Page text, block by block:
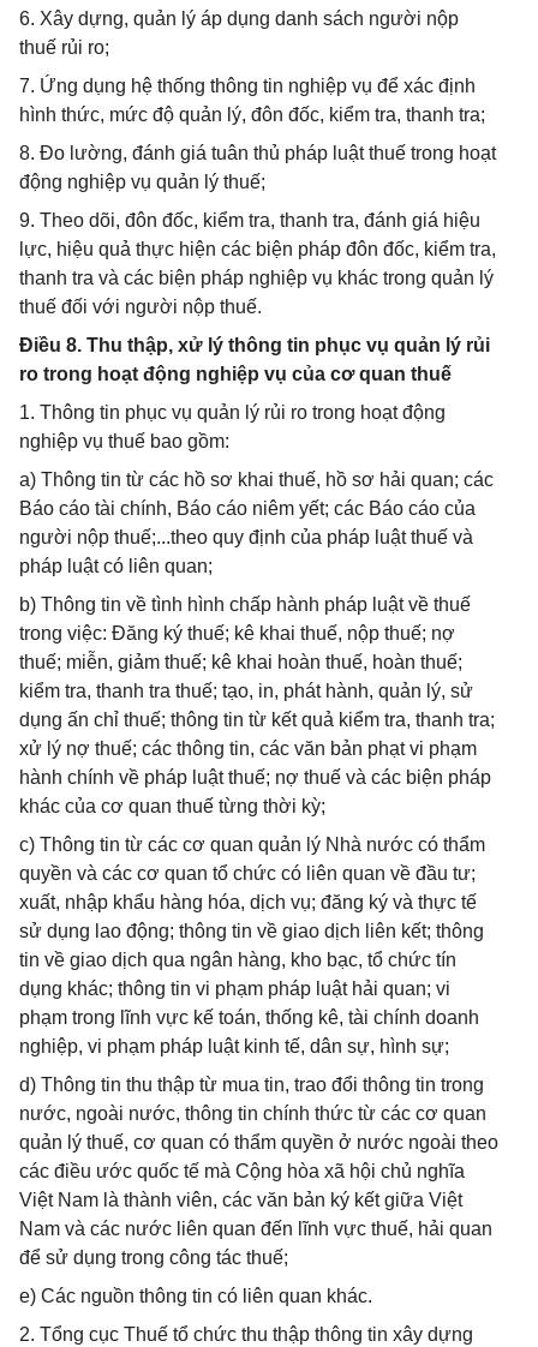
6. Xây dựng, quản lý áp dụng danh sách người nộp
thuế rủi ro;
7. Ứng dụng hệ thống thông tin nghiệp vụ để xác định
hình thức, mức độ quản lý, đôn đốc, kiểm tra, thanh tra;
8. Đo lường, đánh giá tuân thủ pháp luật thuế trong hoạt
động nghiệp vụ quản lý thuế;
9. Theo dõi, đôn đốc, kiểm tra, thanh tra, đánh giá hiệu
lực, hiệu quả thực hiện các biện pháp đôn đốc, kiểm tra,
thanh tra và các biện pháp nghiệp vụ khác trong quản lý
thuế đối với người nộp thuế.
Điều 8. Thu thập, xử lý thông tin phục vụ quản lý rủi
ro trong hoạt động nghiệp vụ của cơ quan thuế
1. Thông tin phục vụ quản lý rủi ro trong hoạt động
nghiệp vụ thuế bao gồm:
a) Thông tin từ các hồ sơ khai thuế, hồ sơ hải quan; các
Báo cáo tài chính, Báo cáo niêm yết; các Báo cáo của
người nộp thuế;...theo quy định của pháp luật thuế và
pháp luật có liên quan;
b) Thông tin về tình hình chấp hành pháp luật về thuế
trong việc: Đăng ký thuế; kê khai thuế, nộp thuế; nợ
thuế; miễn, giảm thuế; kê khai hoàn thuế, hoàn thuế;
kiểm tra, thanh tra thuế; tạo, in, phát hành, quản lý, sử
dụng ấn chỉ thuế; thông tin từ kết quả kiểm tra, thanh tra;
xử lý nợ thuế; các thông tin, các văn bản phạt vi phạm
hành chính về pháp luật thuế; nợ thuế và các biện pháp
khác của cơ quan thuế từng thời kỳ;
c) Thông tin từ các cơ quan quản lý Nhà nước có thẩm
quyền và các cơ quan tổ chức có liên quan về đầu tư;
xuất, nhập khẩu hàng hóa, dịch vụ; đăng ký và thực tế
sử dụng lao động; thông tin về giao dịch liên kết; thông
tin về giao dịch qua ngân hàng, kho bạc, tổ chức tín
dụng khác; thông tin vi phạm pháp luật hải quan; vi
phạm trong lĩnh vực kế toán, thống kê, tài chính doanh
nghiệp, vi phạm pháp luật kinh tế, dân sự, hình sự;
d) Thông tin thu thập từ mua tin, trao đổi thông tin trong
nước, ngoài nước, thông tin chính thức từ các cơ quan
quản lý thuế, cơ quan có thẩm quyền ở nước ngoài theo
các điều ước quốc tế mà Cộng hòa xã hội chủ nghĩa
Việt Nam là thành viên, các văn bản ký kết giữa Việt
Nam và các nước liên quan đến lĩnh vực thuế, hải quan
để sử dụng trong công tác thuế;
e) Các nguồn thông tin có liên quan khác.
2. Tổng cục Thuế tổ chức thu thập thông tin xây dựng